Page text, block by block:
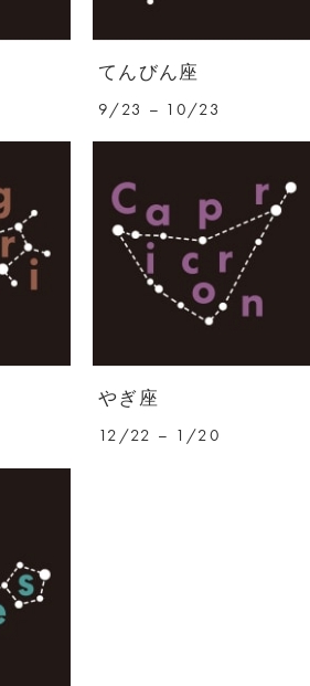
てんびん座
9/23 – 10/23
やぎ座
12/22 – 1/20